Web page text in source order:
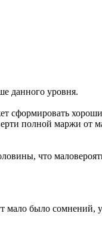
данного уровня.
сформировать
полной маржи от
что
мало было сомнений,